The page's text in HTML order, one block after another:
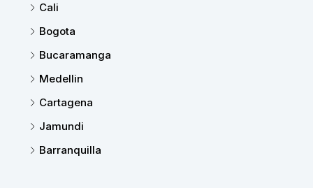
Cali
Bogota
Bucaramanga
Medellin
Cartagena
Jamundi
Barranquilla